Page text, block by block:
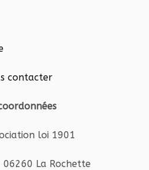
contacter
loi 1901
La Rochette